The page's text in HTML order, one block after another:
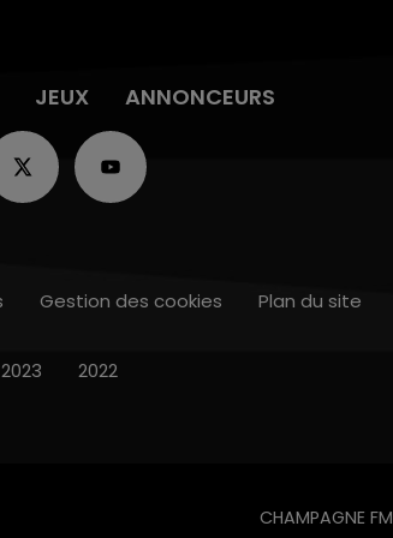
JEUX ANNONCEURS
CHAMPAGNE FM
Gestion des cookies Plan du site
2023 2022